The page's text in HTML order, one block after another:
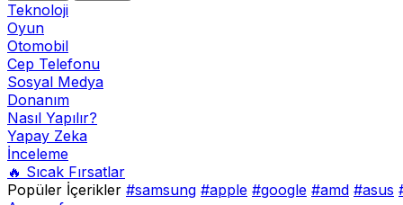
Teknoloji
Oyun
Otomobil
Cep Telefonu
Sosyal Medya
Donanım
Nasıl Yapılır?
Yapay Zeka
İnceleme
🔥 Sıcak Fırsatlar
Popüler İçerikler #samsung #apple #google #amd #asus